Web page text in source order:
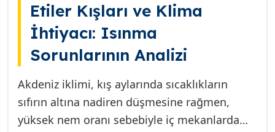
Klima Ustası ve SEO uzmanı olarak 25 yıllık
tecrübemle biliyorum ki, bu tip arızalar
yüzeysel bir temizlikle çözülemez; köklü bir
teknik analiz gerektirir.
kullanıcılarımızın karşılaştığı “ısıtmama”
problemini A’dan Z’ye inceleyecek, arızanın en
yaygın nedenlerini teknik detaylarıyla
açıklayacak ve bu durumlarda nasıl kesin ve
kalıcı çözümler ürettiğimizi anlatacağız.
Amacımız, klimanızın yeniden fabrika
ayarlarına yakın verimlilikle çalışmasını
Etiler Kışları ve Klima
İhtiyacı: Isınma
Sorunlarının Analizi
Akdeniz iklimi, kış aylarında sıcaklıkların
sıfırın altına nadiren düşmesine rağmen,
yüksek nem oranı sebebiyle iç mekanlarda